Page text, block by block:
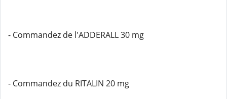
- Commandez de l'ADDERALL 30 mg
- Commandez du RITALIN 20 mg